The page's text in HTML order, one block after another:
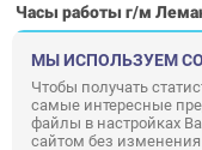
Часы работыг/м
Правила посещения
ООО «АКВАРЕЛЬ»
© ООО «Акварель»
МЫ ИСПОЛЬЗУЕМ
Чтобы получать
самые интересные
файлы в настройках
сайтом без изменения